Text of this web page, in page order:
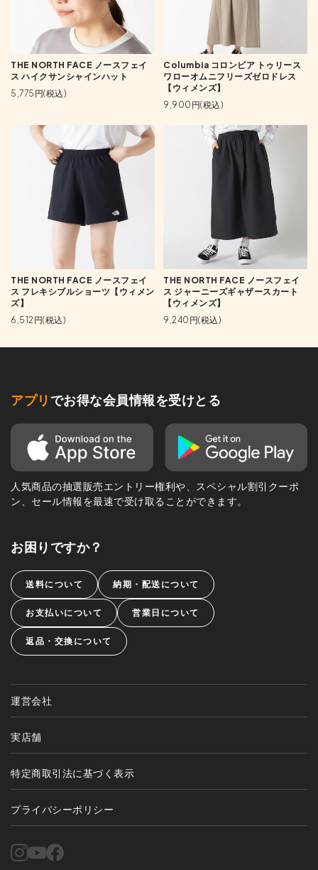
THE NORTH FACE ノースフェイ
ス ハイクサンシャインハット
5,775円(税込)
Columbia コロンビア トゥリース
ワローオムニフリーズゼロドレス
【ウィメンズ】
9,900円(税込)
THE NORTH FACE ノースフェイ
ス フレキシブルショーツ【ウィメン
ズ】
6,512円(税込)
THE NORTH FACE ノースフェイ
ス ジャーニーズギャザースカート
【ウィメンズ】
9,240円(税込)
アプリ でお得な会員情報を受けとる
人気商品の抽選販売エントリー権利や、スペシャル割引クーポ
ン、セール情報を最速で受け取ることができます。
お困りですか？
送料について 納期・配送について
お支払いについて 営業日について
返品・交換について
運営会社
実店舗
特定商取引法に基づく表示
プライバシーポリシー